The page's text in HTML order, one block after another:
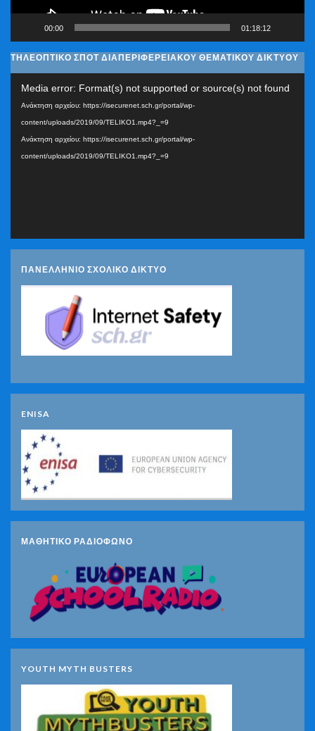
00:00 01:18:12
ΤΗΛΕΟΠΤΙΚΟ ΣΠΟΤ ΔΙΑΠΕΡΙΦΕΡΕΙΑΚΟΥ ΘΕΜΑΤΙΚΟΥ ΔΙΚΤΥΟΥ
Media error: Format(s) not supported or source(s) not found
Ανάκτηση αρχείου: https://isecurenet.sch.gr/portal/wp-
content/uploads/2019/09/TELIKO1.mp4?_=9
Ανάκτηση αρχείου: https://isecurenet.sch.gr/portal/wp-
content/uploads/2019/09/TELIKO1.mp4?_=9
ΠΑΝΕΛΛΗΝΙΟ ΣΧΟΛΙΚΟ ΔΙΚΤΥΟ
ENISA
ΜΑΘΗΤΙΚΟ ΡΑΔΙΟΦΩΝΟ
YOUTH MYTH BUSTERS